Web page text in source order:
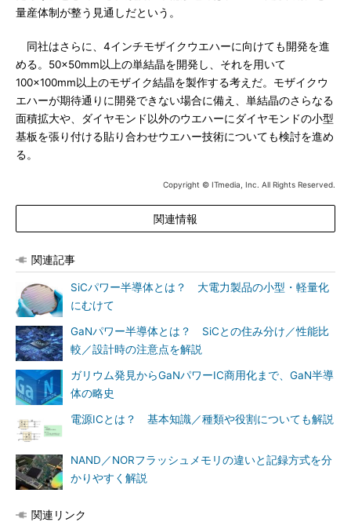
量産体制が整う見通しだという。
同社はさらに、4インチモザイクウエハーに向けても開発を進
める。50×50mm以上の単結晶を開発し、それを用いて
100×100mm以上のモザイク結晶を製作する考えだ。モザイクウ
エハーが期待通りに開発できない場合に備え、単結晶のさらなる
面積拡大や、ダイヤモンド以外のウエハーにダイヤモンドの小型
基板を張り付ける貼り合わせウエハー技術についても検討を進め
る。
Copyright © ITmedia, Inc. All Rights Reserved.
関連情報
関連記事
SiCパワー半導体とは？ 大電力製品の小型・軽量化
にむけて
GaNパワー半導体とは？ SiCとの住み分け／性能比
較／設計時の注意点を解説
ガリウム発見からGaNパワーIC商用化まで、GaN半導
体の略史
電源ICとは？ 基本知識／種類や役割についても解説
NAND／NORフラッシュメモリの違いと記録方式を分
かりやすく解説
関連リンク